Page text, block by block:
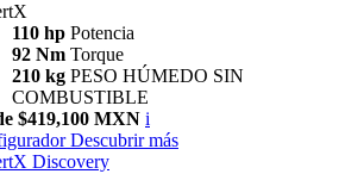
110 hp Potencia
92 Nm Torque
210 kg PESO HÚMEDO SIN
COMBUSTIBLE
$419,100 MXN i
Descubrir más
Discovery